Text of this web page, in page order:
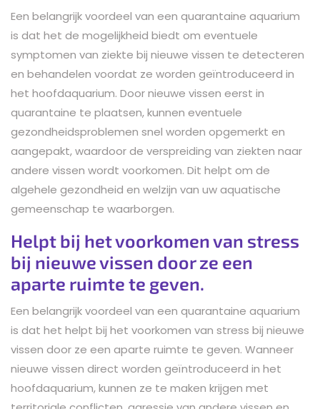
Een belangrijk voordeel van een quarantaine aquarium
is dat het de mogelijkheid biedt om eventuele
symptomen van ziekte bij nieuwe vissen te detecteren
en behandelen voordat ze worden geïntroduceerd in
het hoofdaquarium. Door nieuwe vissen eerst in
quarantaine te plaatsen, kunnen eventuele
gezondheidsproblemen snel worden opgemerkt en
aangepakt, waardoor de verspreiding van ziekten naar
andere vissen wordt voorkomen. Dit helpt om de
algehele gezondheid en welzijn van uw aquatische
gemeenschap te waarborgen.
Helpt bij het voorkomen van stress
bij nieuwe vissen door ze een
aparte ruimte te geven.
Een belangrijk voordeel van een quarantaine aquarium
is dat het helpt bij het voorkomen van stress bij nieuwe
vissen door ze een aparte ruimte te geven. Wanneer
nieuwe vissen direct worden geïntroduceerd in het
hoofdaquarium, kunnen ze te maken krijgen met